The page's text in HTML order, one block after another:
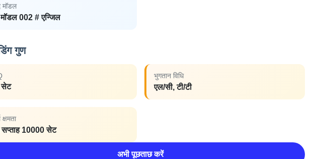
मॉडल
002 # एन्जिल
गुण
सेट
भुगतान विधि
एल/सी, टी/टी
क्षमता
सप्ताह 10000 सेट
अभी पूछताछ करें